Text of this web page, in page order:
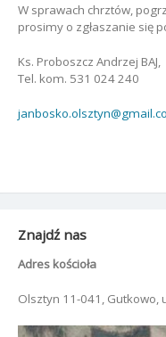
W sprawach chrztów,
prosimy o zgłaszanie się
Ks. Proboszcz Andrzej BAJ,
Tel. kom. 531 024 240
Znajdź nas
Adres kościoła
Olsztyn 11-041, Gutkowo,